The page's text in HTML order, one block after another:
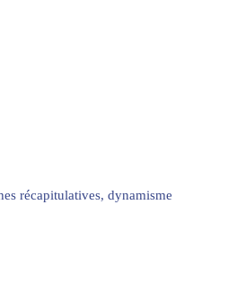
récapitulatives, dynamisme